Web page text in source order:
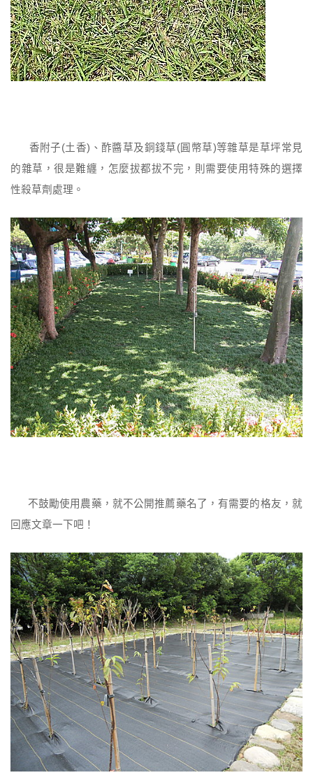
香附子(土香)、酢醬草及銅錢草(圓幣草)等雜草是草坪常見
的雜草，很是難纏，怎麼拔都拔不完，則需要使用特殊的選擇
性殺草劑處理。
不鼓勵使用農藥，就不公開推薦藥名了，有需要的格友，就
回應文章一下吧！